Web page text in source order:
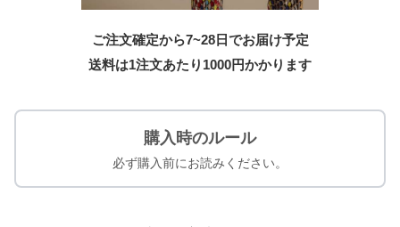
ご注文確定から7~28日でお届け予定
送料は1注文あたり 1000円かかります
購入時のルール
必ず購入前にお読みください。